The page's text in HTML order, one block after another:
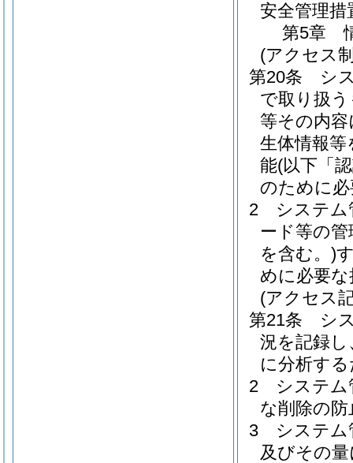
安全管理
第5章
(アクセス
第20条
シ
で取り扱
等その内
生体情報
能(以下「
のために
2
システム
ード等の
を含む。)
めに必要
(アクセス
第21条
シ
況を記録
に分析す
2
システム
な削除の
3
システム
及びその